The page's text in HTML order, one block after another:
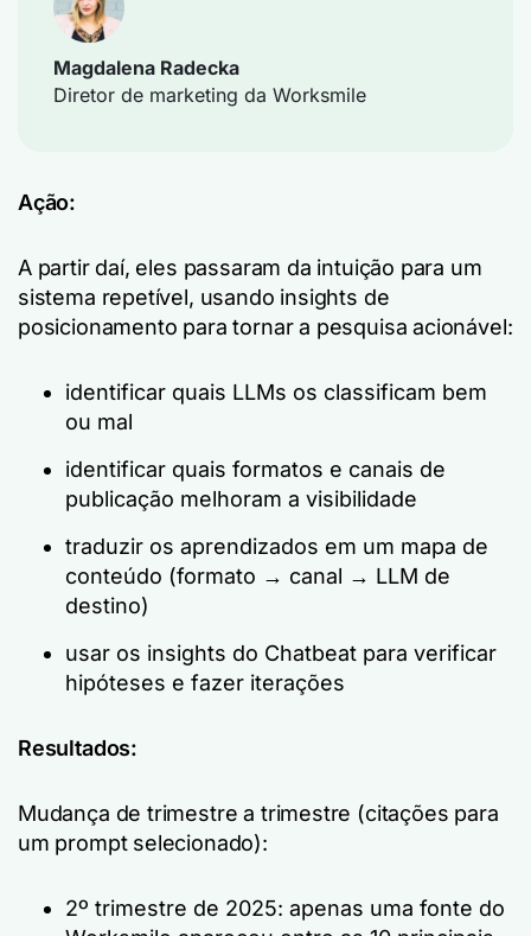
Magdalena Radecka
Diretor de marketing da Worksmile
Ação:
A partir daí, eles passaram da intuição para um
sistema repetível, usando insights de
posicionamento para tornar a pesquisa acionável:
identificar quais LLMs os classificam bem
ou mal
identificar quais formatos e canais de
publicação melhoram a visibilidade
traduzir os aprendizados em um mapa de
conteúdo (formato → canal → LLM de
destino)
usar os insights do Chatbeat para verificar
hipóteses e fazer iterações
Resultados:
Mudança de trimestre a trimestre (citações para
um prompt selecionado):
2º trimestre de 2025: apenas uma fonte do